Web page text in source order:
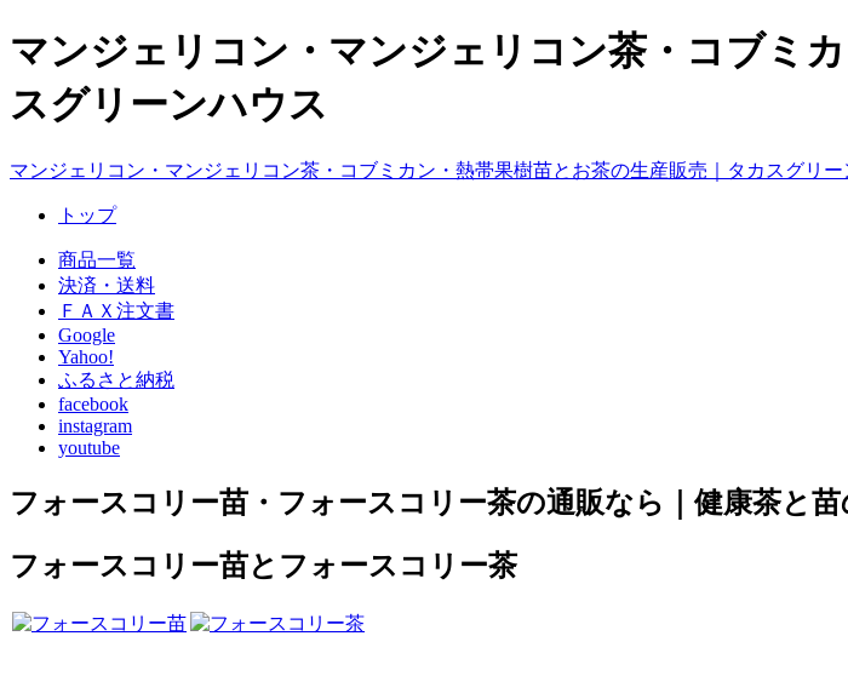
マンジェリコン・マンジェリコン茶・コブミ
スグリーンハウス
マンジェリコン・マンジェリコン茶・コブミカン・熱帯果樹苗とお茶の生産販売｜タカスグリー
トップ
商品一覧
決済・送料
ＦＡＸ注文書
Google
Yahoo!
ふるさと納税
facebook
instagram
youtube
フォースコリー苗・フォースコリー茶の通販なら｜健康茶と
フォースコリー苗とフォースコリー茶